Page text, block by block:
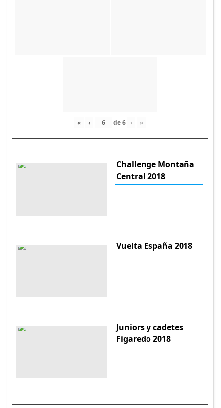
« ‹ de6 › »
Challenge Montaña
Central 2018
Vuelta España 2018
Juniors y cadetes
Figaredo 2018